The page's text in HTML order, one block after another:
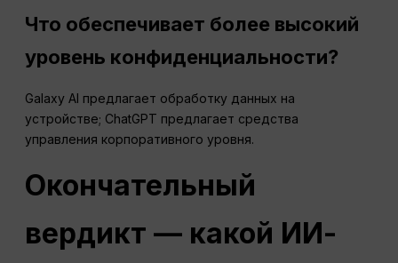
Что обеспечивает более высокий
уровень конфиденциальности?
Galaxy AI предлагает обработку данных на
устройстве; ChatGPT предлагает средства
управления корпоративного уровня.
Окончательный
вердикт — какой ИИ-